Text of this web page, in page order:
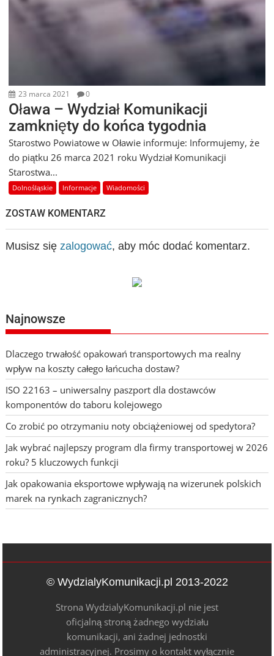
23 marca 2021 0
Oława – Wydział Komunikacji
zamknięty do końca tygodnia
Starostwo Powiatowe w Oławie informuje: Informujemy, że
do piątku 26 marca 2021 roku Wydział Komunikacji
Starostwa...
Dolnośląskie Informacje Wiadomości
ZOSTAW KOMENTARZ
Musisz się zalogować, aby móc dodać komentarz.
Najnowsze
Dlaczego trwałość opakowań transportowych ma realny
wpływ na koszty całego łańcucha dostaw?
ISO 22163 – uniwersalny paszport dla dostawców
komponentów do taboru kolejowego
Co zrobić po otrzymaniu noty obciążeniowej od spedytora?
Jak wybrać najlepszy program dla firmy transportowej w 2026
roku? 5 kluczowych funkcji
Jak opakowania eksportowe wpływają na wizerunek polskich
marek na rynkach zagranicznych?
© WydzialyKomunikacji.pl 2013-2022
Strona WydzialyKomunikacji.pl nie jest
oficjalną stroną żadnego wydziału
komunikacji, ani żadnej jednostki
administracyjnej. Prosimy o kontakt wyłącznie